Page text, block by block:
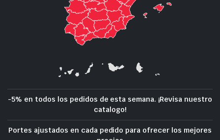
-5% en todos los pedidos de esta semana. ¡Revisa nuestro
catalogo!
Portes ajustados en cada pedido para ofrecer los mejores